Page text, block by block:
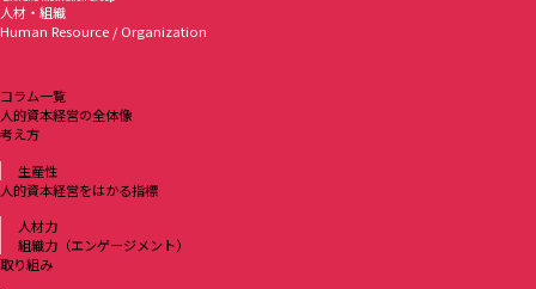
人材・組織
Human Resource / Organization
コラム一覧
人的資本経営の全体像
考え方
生産性
人的資本経営をはかる指標
人材力
組織力（エンゲージメント）
取り組み